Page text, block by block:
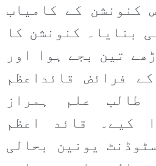
کنونشن کے کامیاب
بنایا۔ کنونشن کا
تین بجے ہوا اور
فرائض قائداعظم
طالب علم ہمراز
کیے۔ قائد اعظم
یونین بحالی